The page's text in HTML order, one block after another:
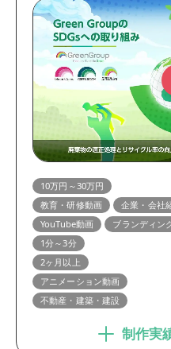
10万円～30万円
教育・研修動画
企業・会社
YouTube動画
ブランディン
1分～3分
2ヶ月以上
アニメーション動画
不動産・建築・建設
制作実